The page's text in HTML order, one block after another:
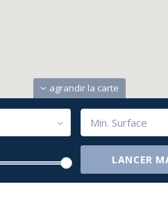
agrandir la carte